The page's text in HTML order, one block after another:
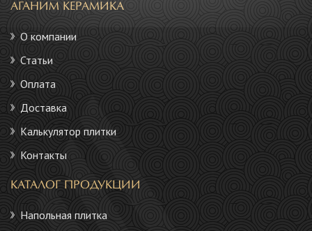
АГАНИМ КЕРАМИКА
О компании
Статьи
Оплата
Доставка
Калькулятор плитки
Контакты
КАТАЛОГ ПРОДУКЦИИ
Напольная плитка